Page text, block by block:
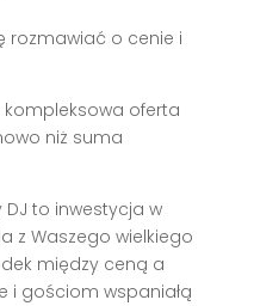
rozmawiać o cenie i
kompleksowa oferta
niż suma
to inwestycja w
z Waszego wielkiego
między ceną a
i gościom wspaniałą